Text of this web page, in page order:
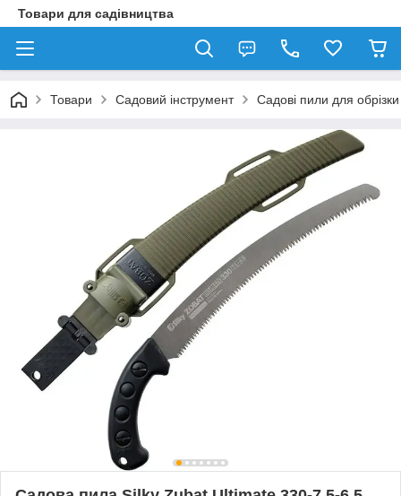
Товари для садівництва
Товари Садовий інструмент Садові пили для обрізки